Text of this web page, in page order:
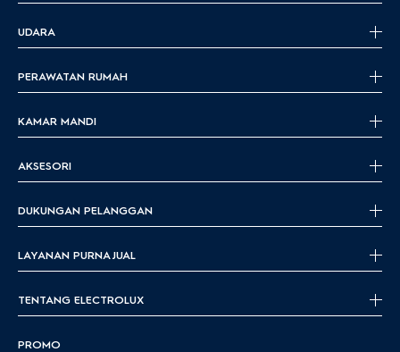
UDARA
PERAWATAN RUMAH
KAMAR MANDI
AKSESORI
DUKUNGAN PELANGGAN
LAYANAN PURNA JUAL
TENTANG ELECTROLUX
PROMO